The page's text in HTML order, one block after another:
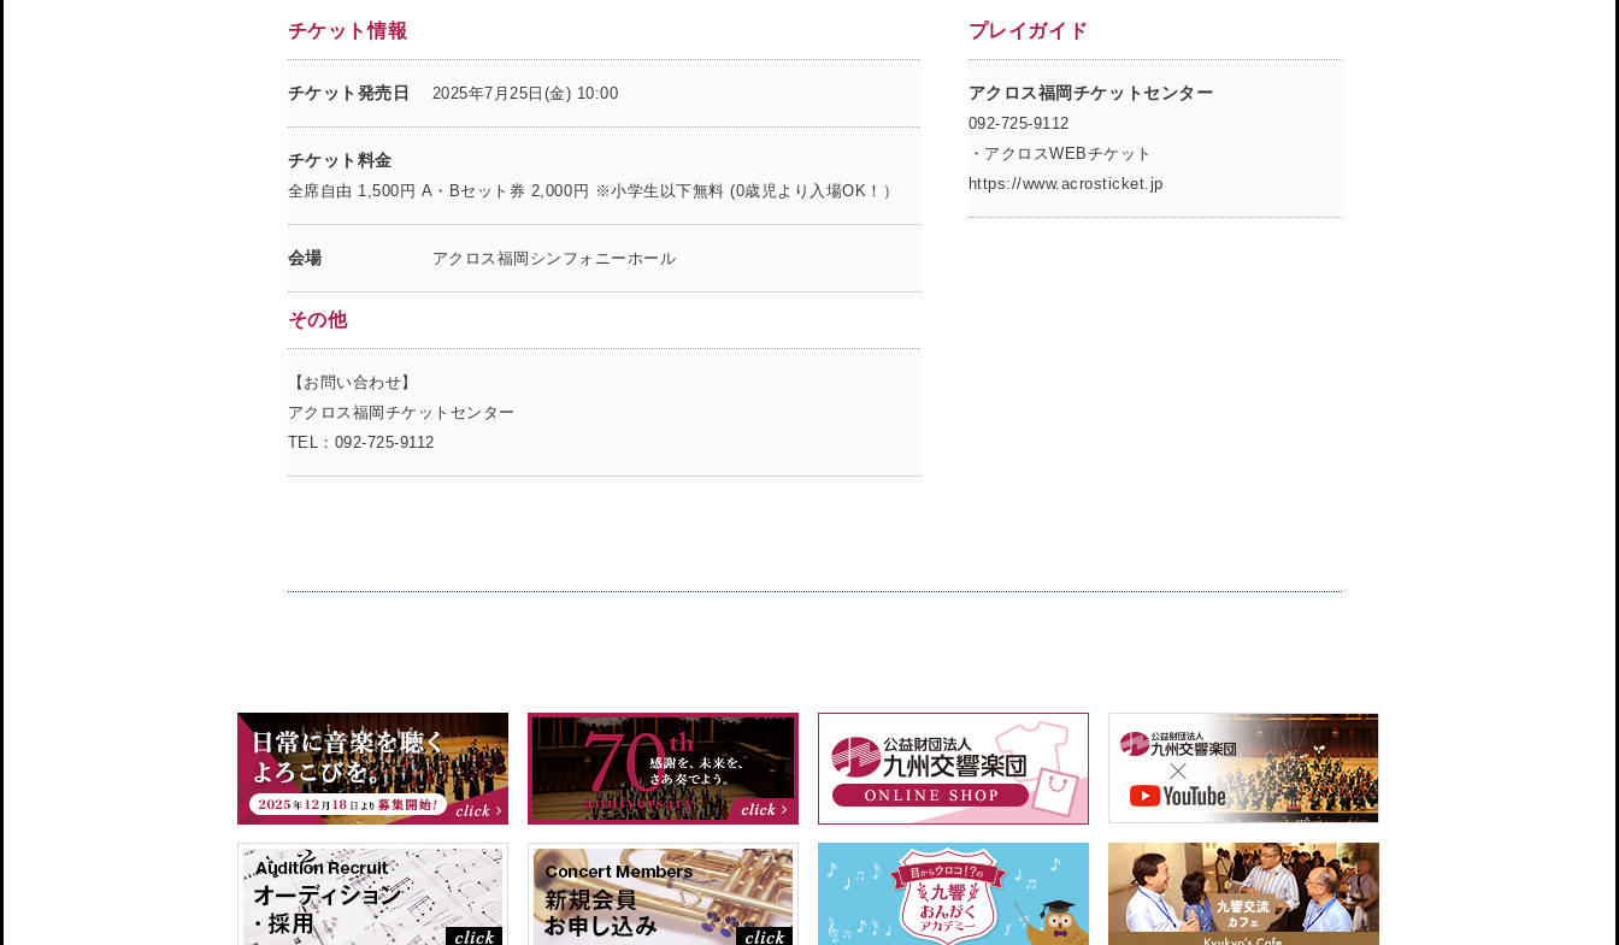
チケット情報
チケット発売日 2025年7月25日(金) 10:00
チケット料金
全席自由 1,500円 A・Bセット券 2,000円 ※小学生以下無料 (0歳児より入場OK！）
会場 アクロス福岡シンフォニーホール
その他
【お問い合わせ】
アクロス福岡チケットセンター
TEL：092-725-9112
プレイガイド
アクロス福岡チケットセンター
092-725-9112
・アクロスWEBチケット
https://www.acrosticket.jp